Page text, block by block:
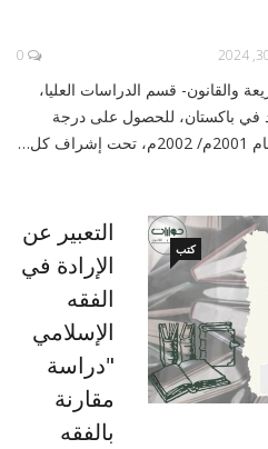
0
والقانون- قسم الدراسات العليا،
في باكستان، للحصول على درجة
كتب
التعبير عن
الإرادة في
الفقه
الإسلامي
"دراسة
مقارنة
بالفقه